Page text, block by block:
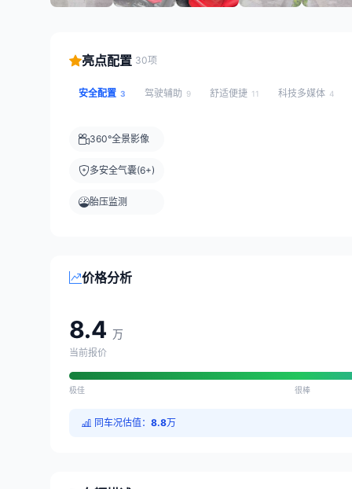
亮点配置 30项
安全配置 3 驾驶辅助 9 舒适便捷 11 科技多媒体 4
360°全景影像
多安全气囊(6+)
胎压监测
价格分析
8.4 万
当前报价
极佳 很棒
同车况估值： 8.8万